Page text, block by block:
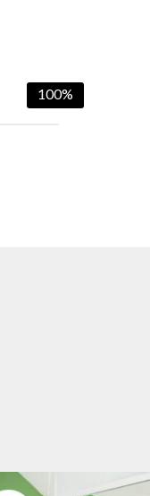
100%